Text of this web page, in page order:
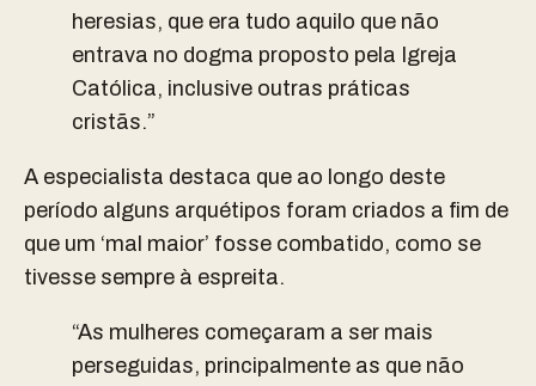
heresias, que era tudo aquilo que não
entrava no dogma proposto pela Igreja
Católica, inclusive outras práticas
cristãs.”
A especialista destaca que ao longo deste
período alguns arquétipos foram criados a fim de
que um ‘mal maior’ fosse combatido, como se
tivesse sempre à espreita.
“As mulheres começaram a ser mais
perseguidas, principalmente as que não